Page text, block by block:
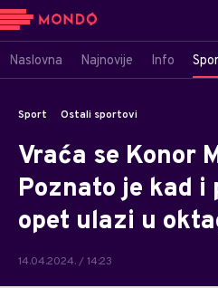
Naslovna Najnovije Info
Sport Ostali sportovi
Vraća se Konor
Poznato je kad i
opet ulazi u
14.04.2024. / 14:23